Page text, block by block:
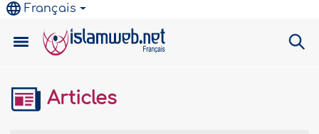
Français
Articles